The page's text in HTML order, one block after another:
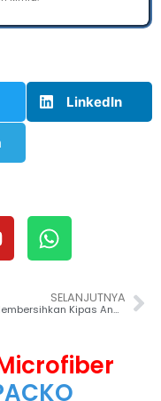
LinkedIn
SELANJUTNYA
Cara Membersihkan Kipas Angin Plafon yang Efektif